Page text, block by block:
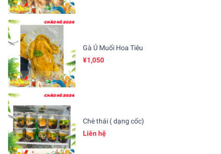
Gà Ủ Muối Hoa Tiêu
¥1,050
Chè thái ( dạng cốc)
Liên hệ